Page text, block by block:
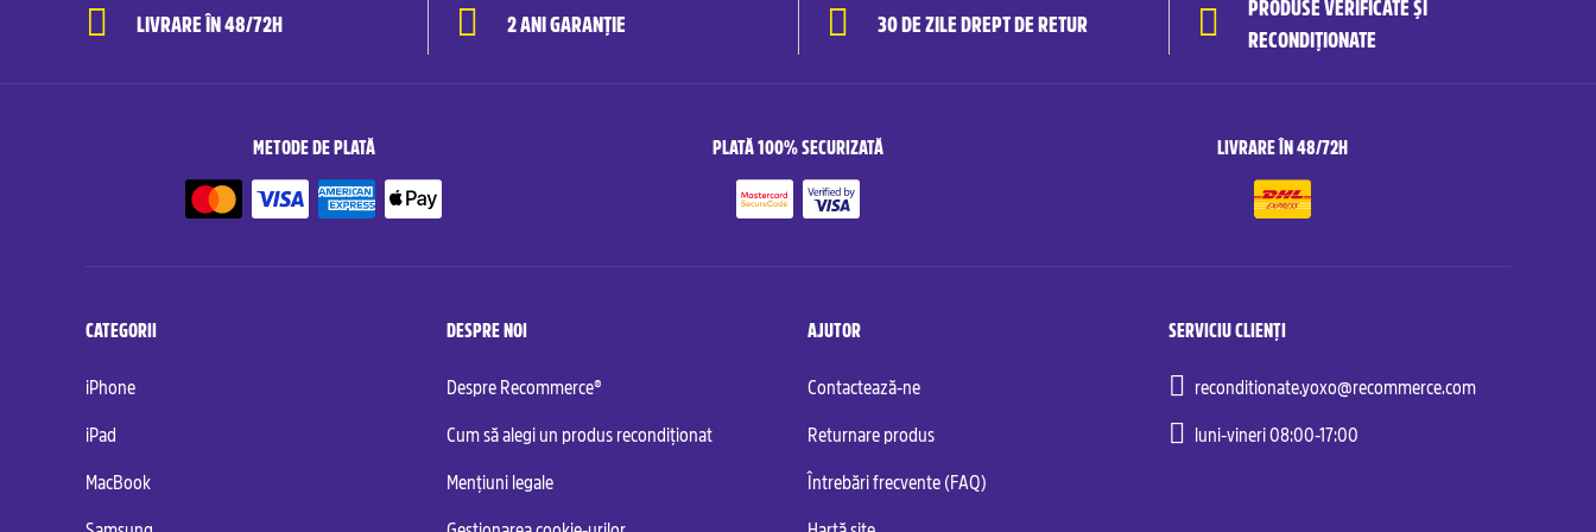
LIVRARE ÎN 48/72H 2 ANI GARANȚIE 30 DE ZILE DREPT DE RETUR
PRODUSE VERIFICATE ȘI
RECONDIȚIONATE
METODE DE PLATĂ PLATĂ 100% SECURIZATĂ LIVRARE ÎN 48/72H
CATEGORII
iPhone
iPad
MacBook
DESPRE NOI
Despre Recommerce®
Cum să alegi un produs recondiționat
Mențiuni legale
AJUTOR
Contactează-ne
Returnare produs
Întrebări frecvente (FAQ)
SERVICIU CLIENȚI
reconditionate.yoxo@recommerce.com
luni-vineri 08:00-17:00